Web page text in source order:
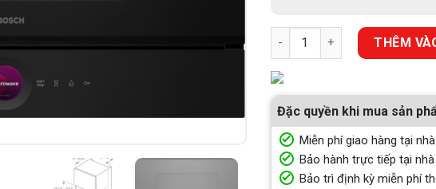
LÒ VI SÓNG ÂM TỦ BOSCH
THÊM
Đặc quyền khi mua sản
Miễn phí giao hàng tại nhà
Bảo hành trực tiếp tại nhà
Bảo trì định kỳ miễn phí